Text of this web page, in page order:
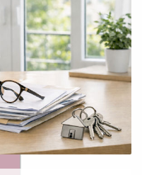
in Berlin und
beim Verkauf,